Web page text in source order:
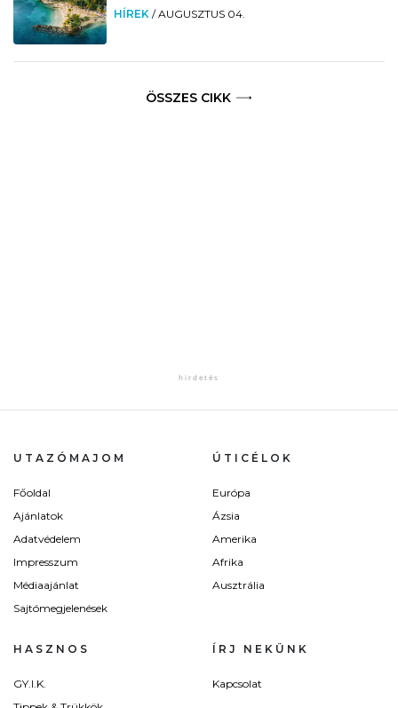
HÍREK /AUGUSZTUS 04.
ÖSSZES CIKK
UTAZÓMAJOM
Főoldal
Ajánlatok
Adatvédelem
Impresszum
Médiaajánlat
Sajtómegjelenések
ÚTICÉLOK
Európa
Ázsia
Amerika
Afrika
Ausztrália
HASZNOS
GY.I.K.
ÍRJ NEKÜNK
Kapcsolat